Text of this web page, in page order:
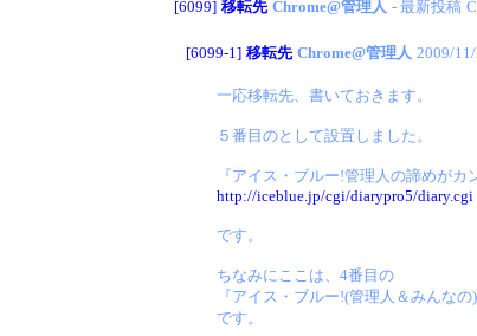
[6099] 移転先 Chrome@管理人 - 最新投稿
[6099-1] 移転先 Chrome@管理人 2009/
一応移転先、書いておきます。
５番目のとして設置しました。
『アイス・ブルー!管理人の諦めがカ
http://iceblue.jp/cgi/diarypro5/diary.cgi
です。
ちなみにここは、4番目の
『アイス・ブルー!(管理人＆みんな
です。